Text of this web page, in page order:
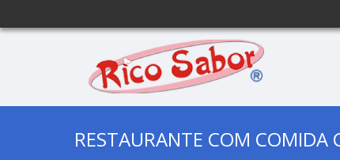
RESTAURANTE COM COMIDA